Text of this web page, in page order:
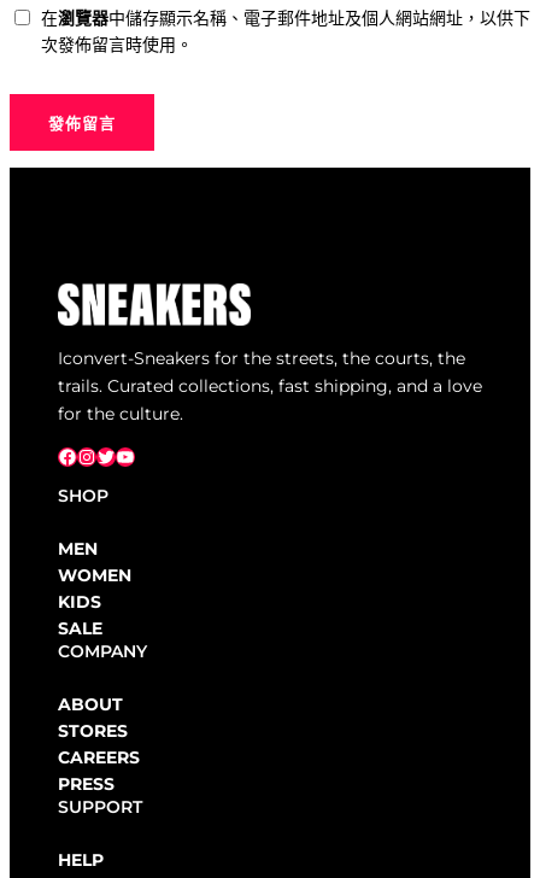
在瀏覽器中儲存顯示名稱、電子郵件地址及個人網站網址，以供下
次發佈留言時使用。
Iconvert-Sneakers for the streets, the courts, the
trails. Curated collections, fast shipping, and a love
for the culture.
Facebook InstagramX YouTube
SHOP
MEN
WOMEN
KIDS
SALE
COMPANY
ABOUT
STORES
CAREERS
PRESS
SUPPORT
HELP